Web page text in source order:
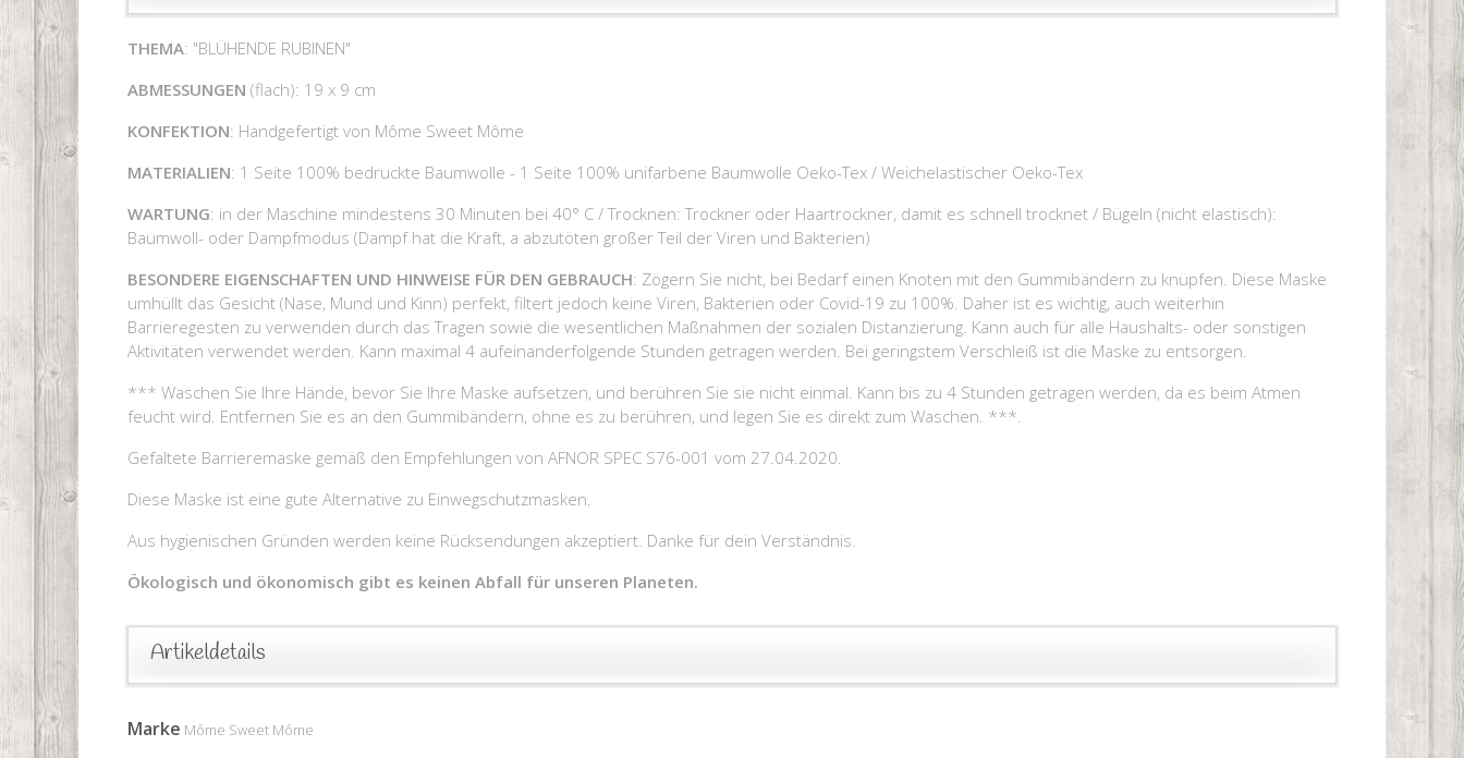
THEMA: "BLÜHENDE RUBINEN"
ABMESSUNGEN (flach): 19 x 9 cm
KONFEKTION: Handgefertigt von Môme Sweet Môme
MATERIALIEN: 1 Seite 100% bedruckte Baumwolle - 1 Seite 100% unifarbene Baumwolle Oeko-Tex / Weichelastischer Oeko-Tex
WARTUNG: in der Maschine mindestens 30 Minuten bei 40° C / Trocknen: Trockner oder Haartrockner, damit es schnell trocknet / Bügeln (nicht elastisch):
Baumwoll- oder Dampfmodus (Dampf hat die Kraft, a abzutöten großer Teil der Viren und Bakterien)
BESONDERE EIGENSCHAFTEN UND HINWEISE FÜR DEN GEBRAUCH: Zögern Sie nicht, bei Bedarf einen Knoten mit den Gummibändern zu knüpfen. Diese Maske
umhüllt das Gesicht (Nase, Mund und Kinn) perfekt, filtert jedoch keine Viren, Bakterien oder Covid-19 zu 100%. Daher ist es wichtig, auch weiterhin
Barrieregesten zu verwenden durch das Tragen sowie die wesentlichen Maßnahmen der sozialen Distanzierung. Kann auch für alle Haushalts- oder sonstigen
Aktivitäten verwendet werden. Kann maximal 4 aufeinanderfolgende Stunden getragen werden. Bei geringstem Verschleiß ist die Maske zu entsorgen.
*** Waschen Sie Ihre Hände, bevor Sie Ihre Maske aufsetzen, und berühren Sie sie nicht einmal. Kann bis zu 4 Stunden getragen werden, da es beim Atmen
feucht wird. Entfernen Sie es an den Gummibändern, ohne es zu berühren, und legen Sie es direkt zum Waschen. ***.
Gefaltete Barrieremaske gemäß den Empfehlungen von AFNOR SPEC S76-001 vom 27.04.2020.
Diese Maske ist eine gute Alternative zu Einwegschutzmasken.
Aus hygienischen Gründen werden keine Rücksendungen akzeptiert. Danke für dein Verständnis.
Ökologisch und ökonomisch gibt es keinen Abfall für unseren Planeten.
Artikeldetails
Marke Môme Sweet Môme